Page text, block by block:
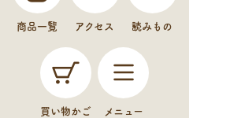
商品一覧 アクセス 読みもの
買い物かご メニュー